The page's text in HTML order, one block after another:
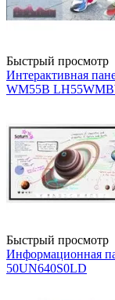
Быстрый просмотр
Интерактивная
WM55B
Быстрый просмотр
Информационная
50UN640S0LD